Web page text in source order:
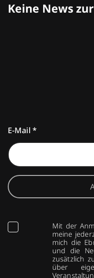
Keine News
E-Mail *
Mit der
meine
mich die
und die
zusätzlich
über